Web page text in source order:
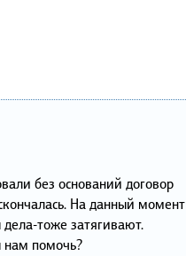
без оснований договор
На данный момент
тоже затягивают.
помочь?